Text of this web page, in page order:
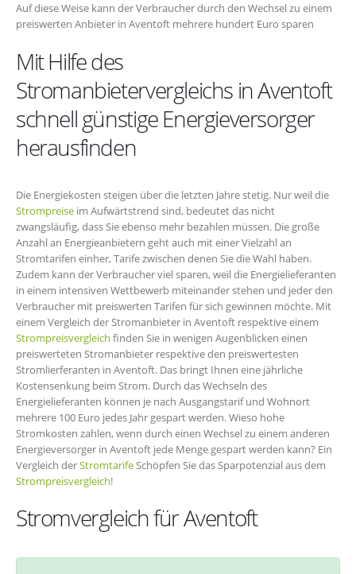
Auf diese Weise kann der Verbraucher durch den Wechsel zu einem
preiswerten Anbieter in Aventoft mehrere hundert Euro sparen
Mit Hilfe des
Stromanbietervergleichs in Aventoft
schnell günstige Energieversorger
herausfinden
Die Energiekosten steigen über die letzten Jahre stetig. Nur weil die
Strompreise im Aufwärtstrend sind, bedeutet das nicht
zwangsläufig, dass Sie ebenso mehr bezahlen müssen. Die große
Anzahl an Energieanbietern geht auch mit einer Vielzahl an
Stromtarifen einher, Tarife zwischen denen Sie die Wahl haben.
Zudem kann der Verbraucher viel sparen, weil die Energielieferanten
in einem intensiven Wettbewerb miteinander stehen und jeder den
Verbraucher mit preiswerten Tarifen für sich gewinnen möchte. Mit
einem Vergleich der Stromanbieter in Aventoft respektive einem
Strompreisvergleich finden Sie in wenigen Augenblicken einen
preiswerteten Stromanbieter respektive den preiswertesten
Stromlierferanten in Aventoft. Das bringt Ihnen eine jährliche
Kostensenkung beim Strom. Durch das Wechseln des
Energielieferanten können je nach Ausgangstarif und Wohnort
mehrere 100 Euro jedes Jahr gespart werden. Wieso hohe
Stromkosten zahlen, wenn durch einen Wechsel zu einem anderen
Energieversorger in Aventoft jede Menge gespart werden kann? Ein
Vergleich derStromtarife Schöpfen Sie das Sparpotenzial aus dem
Strompreisvergleich!
Stromvergleich für Aventoft